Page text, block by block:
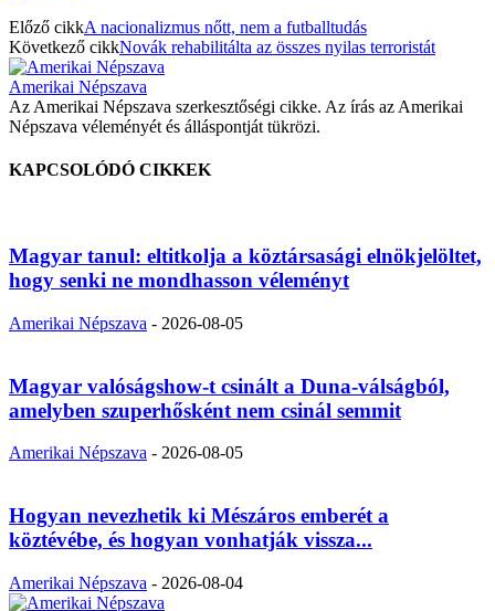
Előző cikkA nacionalizmus nőtt, nem a futballtudás
Következő cikkNovák rehabilitálta az összes nyilas terroristát
Amerikai Népszava
Az Amerikai Népszava szerkesztőségi cikke. Az írás az Amerikai
Népszava véleményét és álláspontját tükrözi.
KAPCSOLÓDÓ CIKKEK
Magyar tanul: eltitkolja a köztársasági elnökjelöltet,
hogy senki ne mondhasson véleményt
Amerikai Népszava - 2026-08-05
Magyar valóságshow-t csinált a Duna-válságból,
amelyben szuperhősként nem csinál semmit
Amerikai Népszava - 2026-08-05
Hogyan nevezhetik ki Mészáros emberét a
köztévébe, és hogyan vonhatják vissza...
Amerikai Népszava - 2026-08-04